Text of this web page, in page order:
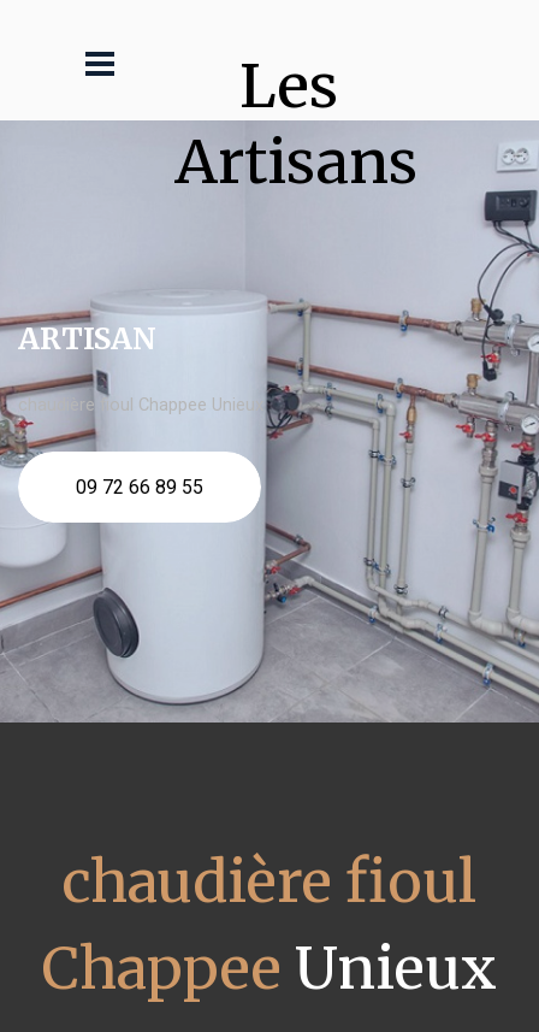
Les
Artisans
ARTISAN
chaudière fioul Chappee Unieux
09 72 66 89 55
chaudière fioul
Chappee Unieux